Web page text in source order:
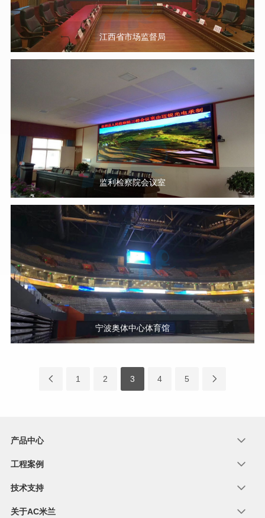
江西省市场监督局
监利检察院会议室
宁波奥体中心体育馆
1 2 3 4 5
产品中心
工程案例
技术支持
关于AC米兰